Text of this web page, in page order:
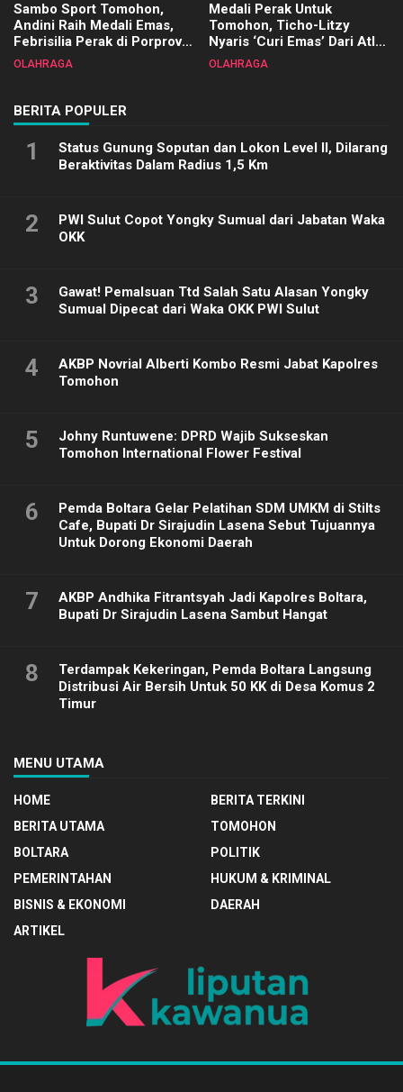
Sambo Sport Tomohon,
Andini Raih Medali Emas,
Febrisilia Perak di Porprov
Sulut 2025
OLAHRAGA
Medali Perak Untuk
Tomohon, Ticho-Litzy
Nyaris ‘Curi Emas’ Dari Atlet
Biliar PON di Porprov Sulut
OLAHRAGA
BERITA POPULER
1
Status Gunung Soputan dan Lokon Level II, Dilarang
Beraktivitas Dalam Radius 1,5 Km
2
PWI Sulut Copot Yongky Sumual dari Jabatan Waka
OKK
3
Gawat! Pemalsuan Ttd Salah Satu Alasan Yongky
Sumual Dipecat dari Waka OKK PWI Sulut
4
AKBP Novrial Alberti Kombo Resmi Jabat Kapolres
Tomohon
5
Johny Runtuwene: DPRD Wajib Sukseskan
Tomohon International Flower Festival
6
Pemda Boltara Gelar Pelatihan SDM UMKM di Stilts
Cafe, Bupati Dr Sirajudin Lasena Sebut Tujuannya
Untuk Dorong Ekonomi Daerah
7
AKBP Andhika Fitrantsyah Jadi Kapolres Boltara,
Bupati Dr Sirajudin Lasena Sambut Hangat
8
Terdampak Kekeringan, Pemda Boltara Langsung
Distribusi Air Bersih Untuk 50 KK di Desa Komus 2
Timur
MENU UTAMA
HOME
BERITA TERKINI
BERITA UTAMA
TOMOHON
BOLTARA
POLITIK
PEMERINTAHAN
HUKUM & KRIMINAL
BISNIS & EKONOMI
DAERAH
ARTIKEL